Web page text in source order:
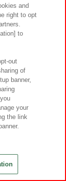
ン うきわBIGぬいぐ
and
right to opt
to
out
of
banner,
your
the link